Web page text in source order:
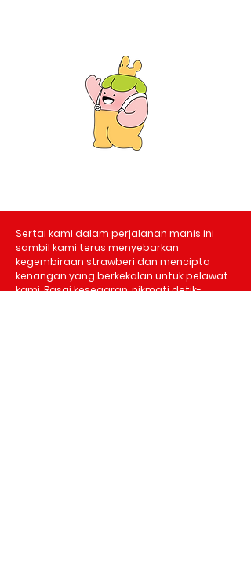
Sertai kami dalam perjalanan manis ini
sambil kami terus menyebarkan
kegembiraan strawberi dan mencipta
kenangan yang berkekalan untuk pelawat
kami. Rasai kesegaran, nikmati detik-